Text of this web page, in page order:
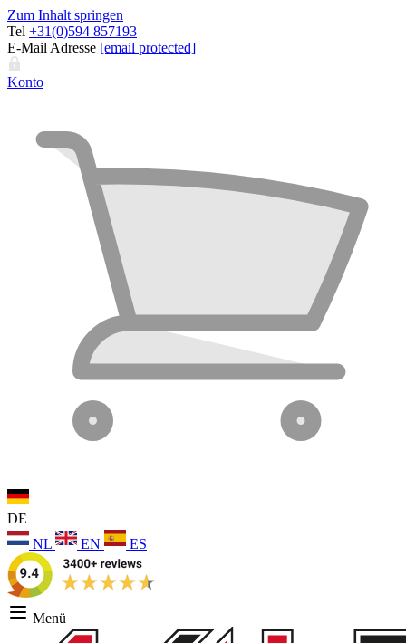
Zum Inhalt springen
Tel +31(0)594 857193
E-Mail Adresse [email protected]
Konto
DE
NL
EN ES
Menü